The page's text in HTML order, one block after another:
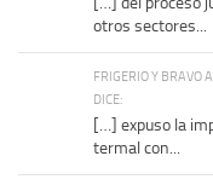
otros sectores...
FRIGERIO Y BRAVO
DICE:
[…] expuso la
termal con...